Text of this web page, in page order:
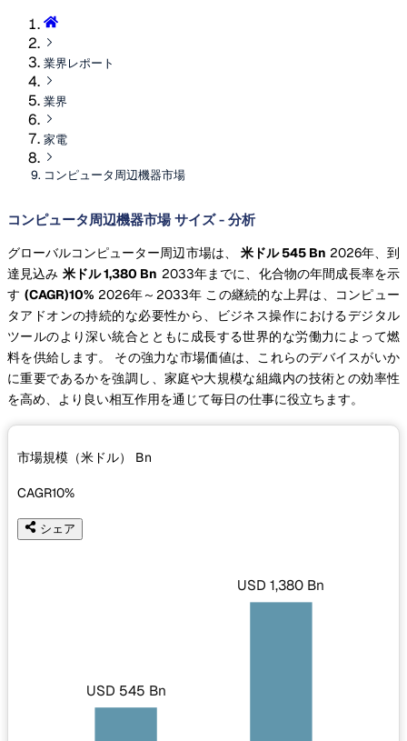
業界レポート
業界
家電
コンピュータ周辺機器市場
コンピュータ周辺機器市場 サイズ - 分析
グローバルコンピューター周辺市場は、 米ドル 545 Bn 2026年、到
達見込み 米ドル 1,380 Bn 2033年までに、化合物の年間成長率を示
す (CAGR)10% 2026年～2033年 この継続的な上昇は、コンピュー
タアドオンの持続的な必要性から、ビジネス操作におけるデジタル
ツールのより深い統合とともに成長する世界的な労働力によって燃
料を供給します。 その強力な市場価値は、これらのデバイスがいか
に重要であるかを強調し、家庭や大規模な組織内の技術との効率性
を高め、より良い相互作用を通じて毎日の仕事に役立ちます。
市場規模（米ドル） Bn
CAGR10%
シェア
USD 545 Bn
USD 1,380 Bn